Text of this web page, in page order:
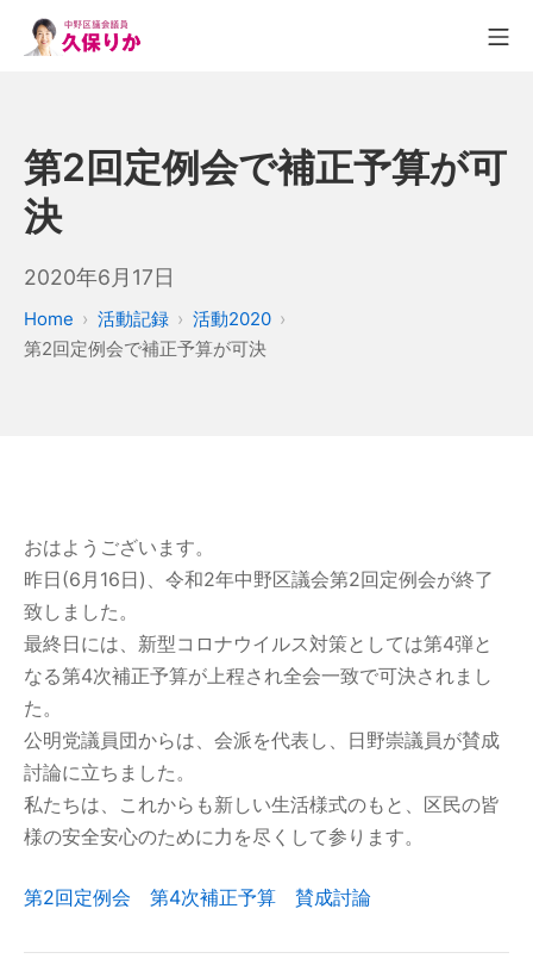
第2回定例会で補正予算が可
決
2020年6月17日
Home 活動記録
活動2020
第2回定例会で補正予算が可決
おはようございます。
昨日(6月16日)、令和2年中野区議会第2回定例会が終了
致しました。
最終日には、新型コロナウイルス対策としては第4弾と
なる第4次補正予算が上程され全会一致で可決されまし
た。
公明党議員団からは、会派を代表し、日野崇議員が賛成
討論に立ちました。
私たちは、これからも新しい生活様式のもと、区民の皆
様の安全安心のために力を尽くして参ります。
第2回定例会 第4次補正予算 賛成討論